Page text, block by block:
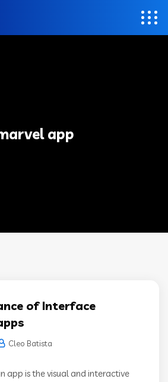
app
of Interface
Cleo Batista
app is the visual and interactive